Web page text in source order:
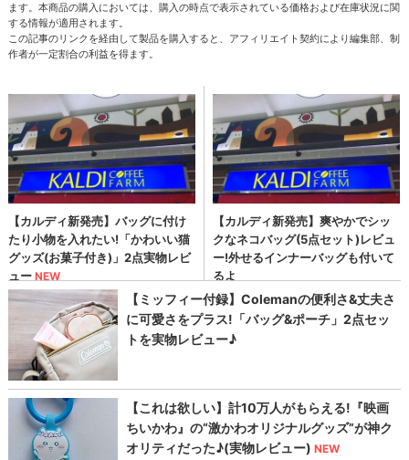
ます。本商品の購入においては、購入の時点で表示されている価格および在庫状況に関
する情報が適用されます。
この記事のリンクを経由して製品を購入すると、アフィリエイト契約により編集部、制
作者が一定割合の利益を得ます。